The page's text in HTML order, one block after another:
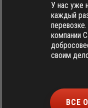
У нас уже
каждый
компании
своим
ВСЕ